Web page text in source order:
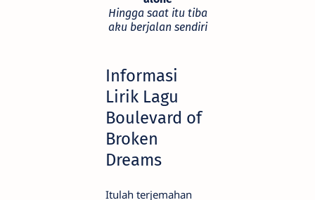
Hingga saat itu tiba
aku berjalan sendiri
Informasi
Lirik Lagu
Boulevard of
Broken
Dreams
Itulah terjemahan